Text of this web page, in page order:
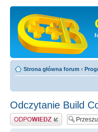
Strona główna forum ‹
Odczytanie Build
Odpowiedz